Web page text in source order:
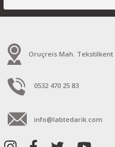
Oruçreis Mah. Tekstilkent
0532 470 25 83
info@labtedarik.com